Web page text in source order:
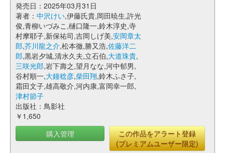
発売日：2025年03月31日
著者： 中沢けい,伊藤氏貴,岡田暁生,許光
俊,青柳いづみこ,樋口隆一,鈴木淳史,寺
村摩耶子,新保祐司,吉岡しげ美,安岡章太
郎,芥川龍之介,松本徹,勝又浩,佐藤洋二
郎,黒岩夕城,清水久夫,立石伯,大道珠貴,
三咲光郎,岩下壽之,望月なな,河中郁男,
谷村順一,大鐘稔彦,柴田翔,鈴木ふさ子,
霜田文子,雄高敬介,河内康,富岡幸一郎,
津村節子
出版社：鳥影社
￥1,650
購入管理
この作品をアラート登録
(プレミアムユーザー限定)